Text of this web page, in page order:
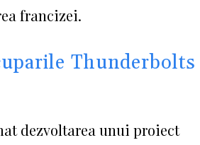
francizei.
Thunderbolts
dezvoltarea unui proiect